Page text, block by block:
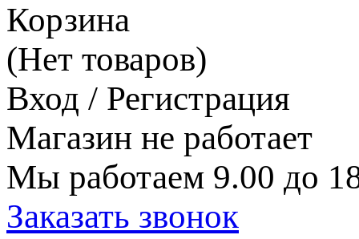
Корзина
(Нет товаров)
Вход / Регистрация
Магазин не работает
Мы работаем 9.00 до
Заказать звонок